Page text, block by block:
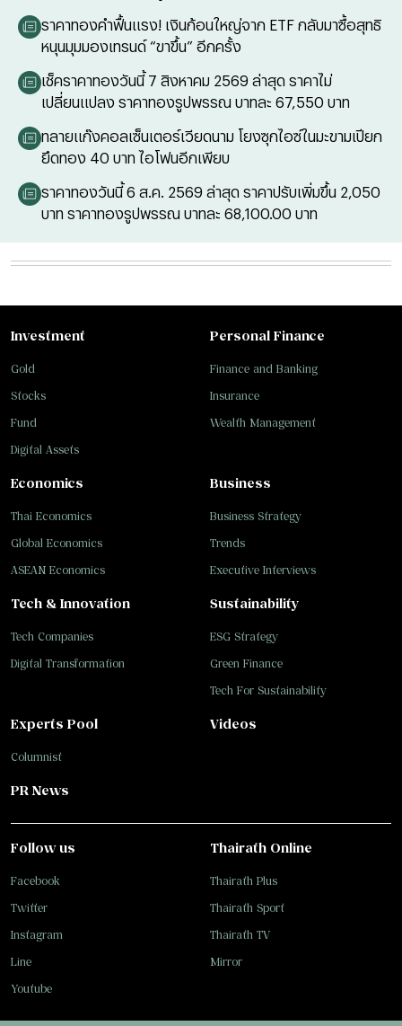
ราคาทองคำฟื้นแรง! เงินก้อนใหญ่จาก ETF กลับมาซื้อสุทธิ
หนุนมุมมองเทรนด์ “ขาขึ้น” อีกครั้ง
เช็คราคาทองวันนี้ 7 สิงหาคม 2569 ล่าสุด ราคาไม่
เปลี่ยนแปลง ราคาทองรูปพรรณ บาทละ 67,550 บาท
ทลายแก๊งคอลเซ็นเตอร์เวียดนาม โยงซุกไอซ์ในมะขามเปียก
ยึดทอง 40 บาท ไอโฟนอีกเพียบ
ราคาทองวันนี้ 6 ส.ค. 2569 ล่าสุด ราคาปรับเพิ่มขึ้น 2,050
บาท ราคาทองรูปพรรณ บาทละ 68,100.00 บาท
Investment
Gold
Stocks
Fund
Digital Assets
Personal Finance
Finance and Banking
Insurance
Wealth Management
Business
Business Strategy
Trends
Executive Interviews
Tech & Innovation
Tech Companies
Digital Transformation
Sustainability
ESG Strategy
Green Finance
Tech For Sustainability
Economics
Thai Economics
Global Economics
ASEAN Economics
Experts Pool
Columnist
Videos
PR News
Follow us
Facebook
Twitter
Instagram
Line
Youtube
Thairath Online
Thairath Plus
Thairath Sport
Thairath TV
Mirror